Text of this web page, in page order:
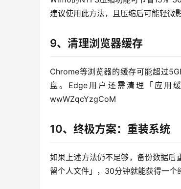
建议使用此方法，且压缩后可能轻微
9、清理浏览器缓存
Chrome等浏览器的缓存可能超过
盘。Edge用户还需清理「应用
wwWZqcYzgCoM
10、终极方案：重装系统
如果上述方法仍不足够，备份数据后
留个人文件」，30分钟就能获得一个